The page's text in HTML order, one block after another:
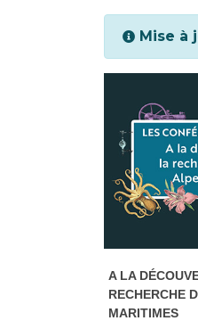
Mise à
A LA
RECHERCHE
MARITIMES